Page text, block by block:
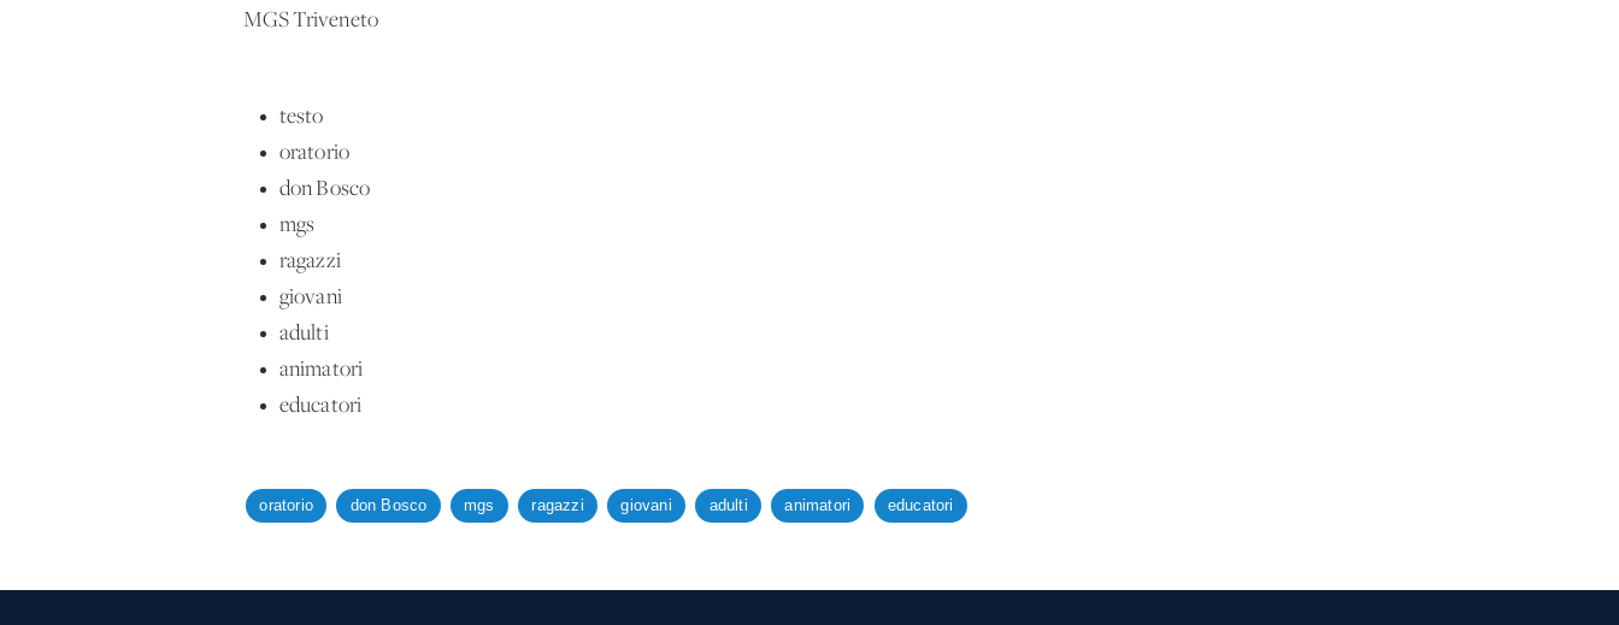
MGS Triveneto
testo
oratorio
don Bosco
mgs
ragazzi
giovani
adulti
animatori
educatori
oratorio don Bosco mgs ragazzi giovani adulti animatori educatori